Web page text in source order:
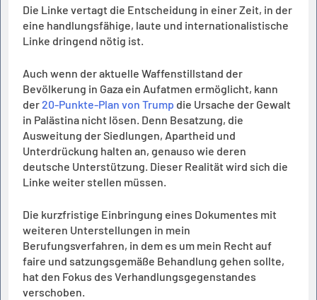
Die Linke vertagt die Entscheidung in einer Zeit, in der
eine handlungsfähige, laute und internationalistische
Linke dringend nötig ist.
Auch wenn der aktuelle Waffenstillstand der
Bevölkerung in Gaza ein Aufatmen ermöglicht, kann
der20-Punkte-Plan von Trump die Ursache der Gewalt
in Palästina nicht lösen. Denn Besatzung, die
Ausweitung der Siedlungen, Apartheid und
Unterdrückung halten an, genauso wie deren
deutsche Unterstützung. Dieser Realität wird sich die
Linke weiter stellen müssen.
Die kurzfristige Einbringung eines Dokumentes mit
weiteren Unterstellungen in mein
Berufungsverfahren, in dem es um mein Recht auf
faire und satzungsgemäße Behandlung gehen sollte,
hat den Fokus des Verhandlungsgegenstandes
verschoben.